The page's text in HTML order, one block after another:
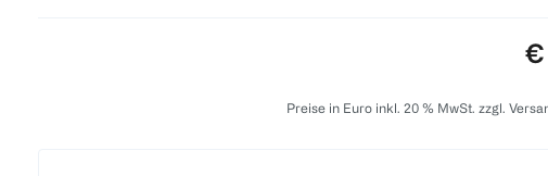
€
Preise in Euro inkl. 20 % MwSt. zzgl.